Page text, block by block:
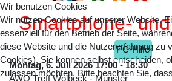
Smartphone-
PC-Hilfe
Montag, 6. Juli 2026 17:00-18:30
AWO Treff Wolbeck-Münster
Wir benutzen Cookies
Wir nutzen Cookies auf unserer Website.
essenziell für den Betrieb der Seite,
diese Website und die Nutzererfahrung zu
Cookies). Sie können selbst entscheiden,
zulassen möchten. Bitte beachten Sie,